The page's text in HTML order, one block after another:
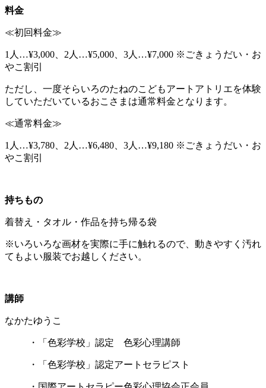
料金
≪初回料金≫
1人…¥3,000、2人…¥5,000、3人…¥7,000 ※ごきょうだい・お
やこ割引
ただし、一度そらいろのたねのこどもアートアトリエを体験
していただいているおこさまは通常料金となります。
≪通常料金≫
1人…¥3,780、2人…¥6,480、3人…¥9,180 ※ごきょうだい・お
やこ割引
持ちもの
着替え・タオル・作品を持ち帰る袋
※いろいろな画材を実際に手に触れるので、動きやすく汚れ
てもよい服装でお越しください。
講師
なかたゆうこ
・「色彩学校」認定 色彩心理講師
・「色彩学校」認定アートセラピスト